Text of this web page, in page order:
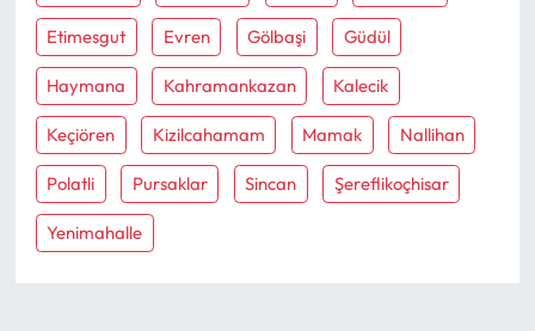
Etimesgut Evren Gölbaşi Güdül
Haymana Kahramankazan Kalecik
Keçiören Kizilcahamam Mamak Nallihan
Polatli Pursaklar Sincan Şereflikoçhisar
Yenimahalle